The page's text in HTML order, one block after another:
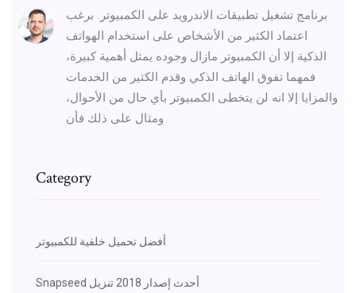
برنامج تشغيل تطبيقات الاندرويد على الكمبيوتر. برغب
اعتماد الكثير من الأشخاص على استخدام الهواتف
الذكية إلا أن الكمبيوتر مازال وجوده يمثل أهمية كبيرة،
فمهما تفوق الهاتف الذكي وقدم الكثير من الخدمات
والمزايا إلا انه لن يتخطى الكمبيوتر بأي حال من الأحوال،
ومثال على ذلك فأن
Category
أفضل تحميل خلفية للكمبيوتر
Snapseed أحدث إصدار 2018 تنزيل